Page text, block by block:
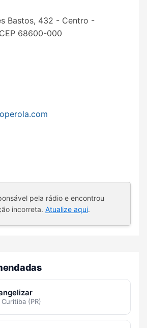
Bastos, 432 - Centro -
68600-000
pela rádio e encontrou
incorreta. Atualize aqui.
(PR)